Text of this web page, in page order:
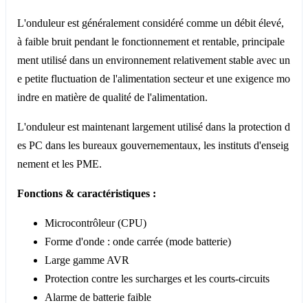
L'onduleur est généralement considéré comme un débit élevé,
à faible bruit pendant le fonctionnement et rentable, principale
ment utilisé dans un environnement relativement stable avec un
e petite fluctuation de l'alimentation secteur et une exigence mo
indre en matière de qualité de l'alimentation.
L'onduleur est maintenant largement utilisé dans la protection d
es PC dans les bureaux gouvernementaux, les instituts d'enseig
nement et les PME.
Fonctions & caractéristiques :
Microcontrôleur (CPU)
Forme d'onde : onde carrée (mode batterie)
Large gamme AVR
Protection contre les surcharges et les courts-circuits
Alarme de batterie faible